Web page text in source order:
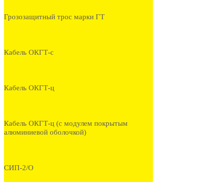
Грозозащитный трос марки ГТ
Кабель ОКГТ-с
Кабель ОКГТ-ц
Кабель ОКГТ-ц (с модулем покрытым
алюминиевой оболочкой)
СИП-2/О